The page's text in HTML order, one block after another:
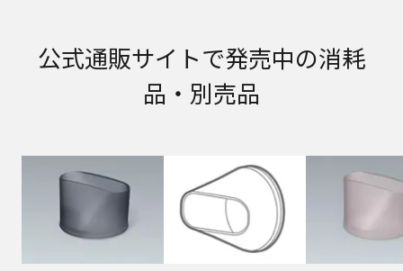
明書が改訂されている場合、当社の選択により、
予告なく、発売当初のものに代えて、改訂版を本
ウェブサイトに掲載する場合もあります。ただ
し、本ウェブサイトに公開されている取扱説明書
商品には、取扱説明書を補足する操作ガイドなど
の印刷物が同梱されていることがありますが、本
ウェブサイトではそれらの印刷物は公開しており
ませんことをご了承ください。
公式通販サイトで発売中の消耗
品・別売品